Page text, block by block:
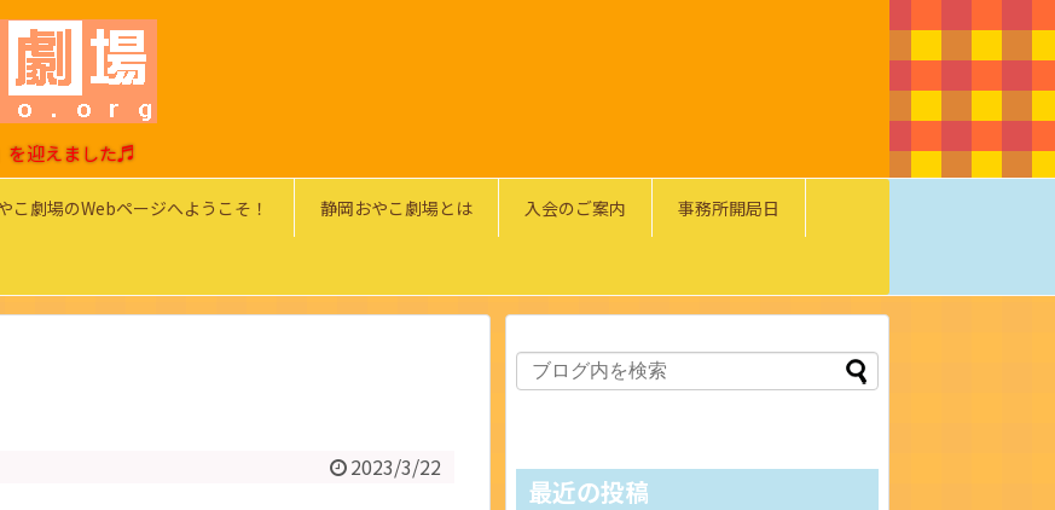
を迎えました♬
こ劇場のWebページへようこそ！ 静岡おやこ劇場とは 入会のご案内 事務所開局日
2023/3/22
最近の投稿